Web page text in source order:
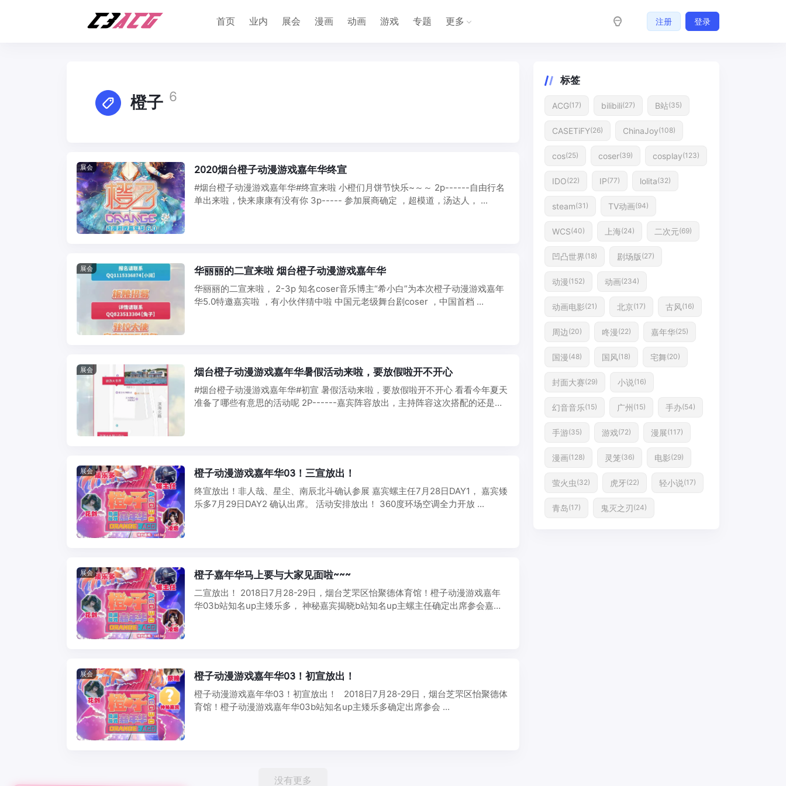
首页 业内 展会 漫画 动画 游戏 专题 更多 注册 登录
橙子 6
展会 2020烟台橙子动漫游戏嘉年华终宣
#烟台橙子动漫游戏嘉年华#终宣来啦 小橙们月饼节快乐~～～ 2p------自由行名
单出来啦，快来康康有没有你 3p----- 参加展商确定 ，超模道，汤达人， ...
展会 华丽丽的二宣来啦 烟台橙子动漫游戏嘉年华
华丽丽的二宣来啦， 2-3p 知名coser音乐博主“希小白”为本次橙子动漫游戏嘉年
华5.0特邀嘉宾啦 ，有小伙伴猜中啦 中国元老级舞台剧coser ，中国首档 ...
展会 烟台橙子动漫游戏嘉年华暑假活动来啦，要放假啦开不开心
#烟台橙子动漫游戏嘉年华#初宣 暑假活动来啦，要放假啦开不开心 看看今年夏天
准备了哪些有意思的活动呢 2P------嘉宾阵容放出，主持阵容这次搭配的还是橙
展会 橙子动漫游戏嘉年华03！三宣放出！
终宣放出！非人哉、星尘、南辰北斗确认参展 嘉宾螺主任7月28日DAY1， 嘉宾矮
乐多7月29日DAY2 确认出席。 活动安排放出！ 360度环场空调全力开放 ...
展会 橙子嘉年华马上要与大家见面啦~~~
二宣放出！ 2018日7月28-29日，烟台芝罘区怡聚德体育馆！橙子动漫游戏嘉年
华03b站知名up主矮乐多， 神秘嘉宾揭晓b站知名up主螺主任确定出席参会嘉
展会 橙子动漫游戏嘉年华03！初宣放出！
橙子动漫游戏嘉年华03！初宣放出！ 2018日7月28-29日，烟台芝罘区怡聚德体
育馆！橙子动漫游戏嘉年华03b站知名up主矮乐多确定出席参会 ...
没有更多
标签
ACG(17) bilibili(27) B站(35)
CASETiFY(26) ChinaJoy(108)
cos(25) coser(39) cosplay(123)
IDO(22) IP(77) lolita(32)
steam(31) TV动画(94)
WCS(40) 上海(24) 二次元(69)
凹凸世界(18) 剧场版(27)
动漫(152) 动画(234)
动画电影(21) 北京(17) 古风(16)
周边 (20) 咚漫(22) 嘉年华(25)
国漫(48) 国风(18) 宅舞(20)
封面大赛(29) 小说(16)
幻音音乐(15) 广州 (15) 手办(54)
手游(35) 游戏(72) 漫展(117)
漫画(128) 灵笼(36) 电影(29)
萤火虫 (32) 虎牙(22) 轻小说(17)
青岛(17) 鬼灭之刃(24)